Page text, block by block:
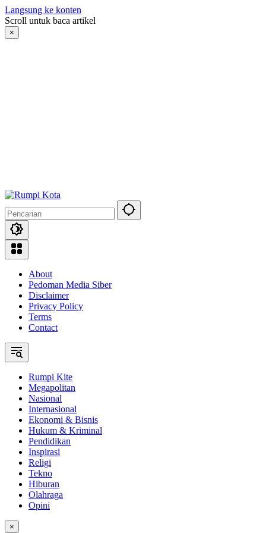
Langsung ke konten
Scroll untuk baca artikel
×
About
Pedoman Media Siber
Disclaimer
Privacy Policy
Terms
Contact
Rumpi Kite
Megapolitan
Nasional
Internasional
Ekonomi & Bisnis
Hukum & Kriminal
Pendidikan
Inspirasi
Religi
Tekno
Hiburan
Olahraga
Opini
×